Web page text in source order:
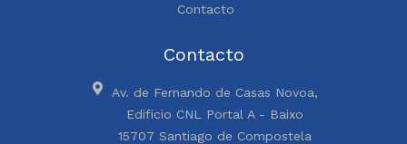
Contacto
Contacto
Av. de Fernando de Casas Novoa,
Edificio CNL Portal A - Baixo
15707 Santiago de Compostela